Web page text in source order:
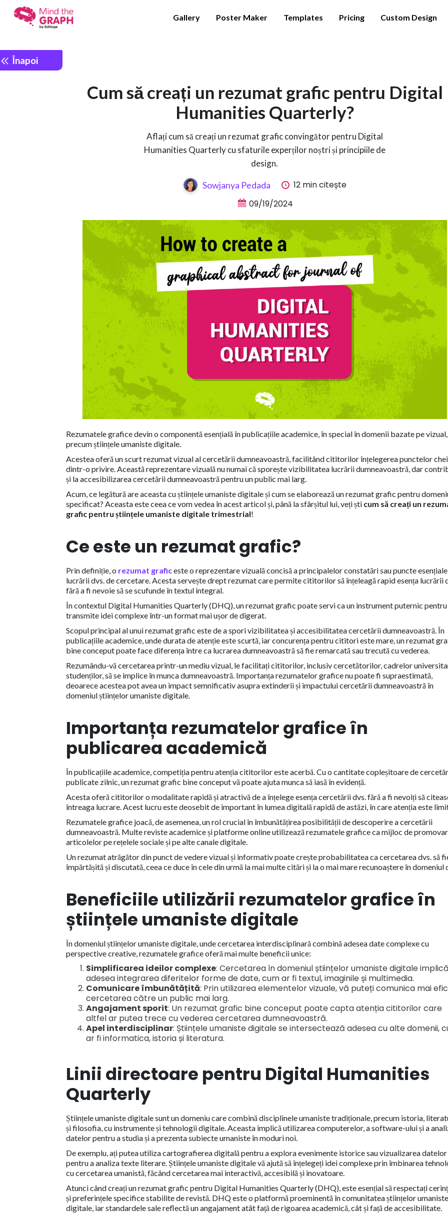
Gallery Poster Maker Templates Pricing Custom Design
Înapoi
Cum să creați un rezumat grafic pentru Digital
Humanities Quarterly?
Aflați cum să creați un rezumat grafic convingător pentru Digital
Humanities Quarterly cu sfaturile experților noștri și principiile de
design.
Sowjanya Pedada
12 min citește
09/19/2024
Rezumatele grafice devin o componentă esențială în publicațiile academice, în special în domenii bazate pe vizual,
precum științele umaniste digitale.
Acestea oferă un scurt rezumat vizual al cercetării dumneavoastră, facilitând cititorilor înțelegerea punctelor
dintr-o privire. Această reprezentare vizuală nu numai că sporește vizibilitatea lucrării dumneavoastră, dar
și la accesibilizarea cercetării dumneavoastră pentru un public mai larg.
Acum, ce legătură are aceasta cu științele umaniste digitale și cum se elaborează un rezumat grafic pentru
specificat? Aceasta este ceea ce vom vedea în acest articol și, până la sfârșitul lui, veți ști cum să creați un
grafic pentru științele umaniste digitale trimestrial!
Ce este un rezumat grafic?
Prin definiție, o rezumat graficeste o reprezentare vizuală concisă a principalelor constatări sau puncte
lucrării dvs. de cercetare. Acesta servește drept rezumat care permite cititorilor să înțeleagă rapid esența lucrării
fără a fi nevoie să se scufunde în textul integral.
În contextul Digital Humanities Quarterly (DHQ), un rezumat grafic poate servi ca un instrument puternic pentru
transmite idei complexe într-un format mai ușor de digerat.
Scopul principal al unui rezumat grafic este de a spori vizibilitatea și accesibilitatea cercetării dumneavoastră. În
publicațiile academice, unde durata de atenție este scurtă, iar concurența pentru cititori este mare, un rezumat
bine conceput poate face diferența între ca lucrarea dumneavoastră să fie remarcată sau trecută cu vederea.
Rezumându-vă cercetarea printr-un mediu vizual, le facilitați cititorilor, inclusiv cercetătorilor, cadrelor
studenților, să se implice în munca dumneavoastră. Importanța rezumatelor grafice nu poate fi supraestimată,
deoarece acestea pot avea un impact semnificativ asupra extinderii și impactului cercetării dumneavoastră în
domeniul științelor umaniste digitale.
Importanța rezumatelor grafice în
publicarea academică
În publicațiile academice, competiția pentru atenția cititorilor este acerbă. Cu o cantitate copleșitoare de
publicate zilnic, un rezumat grafic bine conceput vă poate ajuta munca să iasă în evidență.
Acesta oferă cititorilor o modalitate rapidă și atractivă de a înțelege esența cercetării dvs. fără a fi nevoiți să
întreaga lucrare. Acest lucru este deosebit de important în lumea digitală rapidă de astăzi, în care atenția este
Rezumatele grafice joacă, de asemenea, un rol crucial în îmbunătățirea posibilității de descoperire a cercetării
dumneavoastră. Multe reviste academice și platforme online utilizează rezumatele grafice ca mijloc de
articolelor pe rețelele sociale și pe alte canale digitale.
Un rezumat atrăgător din punct de vedere vizual și informativ poate crește probabilitatea ca cercetarea dvs. să
împărtășită și discutată, ceea ce duce în cele din urmă la mai multe citări și la o mai mare recunoaștere în domeniul
Beneficiile utilizării rezumatelor grafice în
științele umaniste digitale
În domeniul științelor umaniste digitale, unde cercetarea interdisciplinară combină adesea date complexe cu
perspective creative, rezumatele grafice oferă mai multe beneficii unice:
Simplificarea ideilor complexe: Cercetarea în domeniul științelor umaniste digitale implică
adesea integrarea diferitelor forme de date, cum ar fi textul, imaginile și multimedia.
Comunicare îmbunătățită: Prin utilizarea elementelor vizuale, vă puteți comunica mai
cercetarea către un public mai larg.
Angajament sporit: Un rezumat grafic bine conceput poate capta atenția cititorilor care
altfel ar putea trece cu vederea cercetarea dumneavoastră.
Apel interdisciplinar: Științele umaniste digitale se intersectează adesea cu alte domenii,
ar fi informatica, istoria și literatura.
Linii directoare pentru Digital Humanities
Quarterly
Științele umaniste digitale sunt un domeniu care combină disciplinele umaniste tradiționale, precum istoria,
și filosofia, cu instrumente și tehnologii digitale. Aceasta implică utilizarea computerelor, a software-ului și a
datelor pentru a studia și a prezenta subiecte umaniste în moduri noi.
De exemplu, ați putea utiliza cartografierea digitală pentru a explora evenimente istorice sau vizualizarea datelor
pentru a analiza texte literare. Științele umaniste digitale vă ajută să înțelegeți idei complexe prin îmbinarea
cu cercetarea umanistă, făcând cercetarea mai interactivă, accesibilă și inovatoare.
Atunci când creați un rezumat grafic pentru Digital Humanities Quarterly (DHQ), este esențial să respectați
și preferințele specifice stabilite de revistă. DHQ este o platformă proeminentă în comunitatea științelor umaniste
digitale, iar standardele sale reflectă un angajament atât față de rigoarea academică, cât și față de accesibilitate.